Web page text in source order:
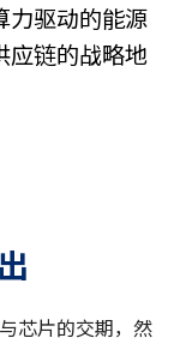
力驱动的能源
应链的战略地
芯片的交期，然